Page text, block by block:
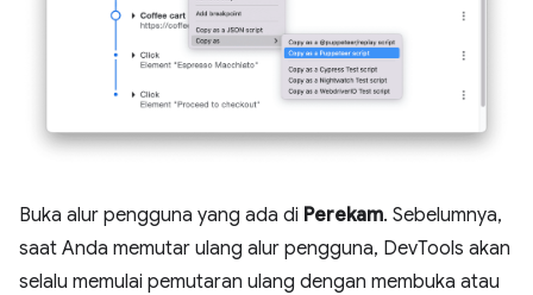
Buka alur pengguna yang ada di Perekam. Sebelumnya,
saat Anda memutar ulang alur pengguna, DevTools akan
selalu memulai pemutaran ulang dengan membuka atau